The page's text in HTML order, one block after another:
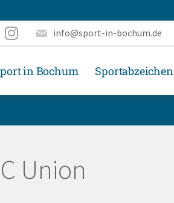
info@sport-in-bochum.de
in Bochum Sportabzeichen
Union